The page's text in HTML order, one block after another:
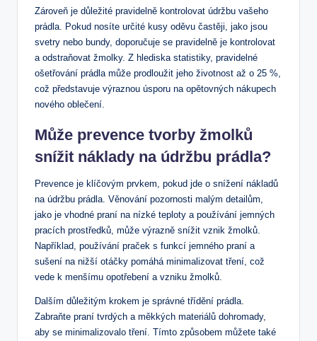
Zároveň je⁢ důležité pravidelně kontrolovat údržbu​ vašeho
prádla. Pokud ⁣nosíte určité kusy oděvu častěji, jako jsou
svetry nebo bundy, doporučuje se pravidelně je kontrolovat
a odstraňovat žmolky. Z hlediska statistiky,⁤ pravidelné
ošetřování prádla může prodloužit jeho životnost až o 25‍ %,
což představuje výraznou úsporu na opětovných nákupech
‌nového oblečení.
Může prevence tvorby žmolků
snížit náklady na​ údržbu prádla?
Prevence je klíčovým prvkem, pokud jde o snížení ‌nákladů
na údržbu prádla. Věnování‌ pozornosti ⁤malým detailům,
jako je ⁤vhodné praní na nízké teploty a používání jemných
pracích prostředků, může výrazně snížit vznik žmolků.
Například, používání praček s funkcí jemného praní a
sušení na nižší otáčky⁤ pomáhá‌ minimalizovat tření, což⁤
vede k menšímu opotřebení a vzniku žmolků.
Dalším ⁢důležitým‌ krokem je správné třídění prádla.
Zabraňte praní tvrdých a měkkých​ materiálů dohromady,
aby se minimalizovalo tření. Tímto způsobem můžete také